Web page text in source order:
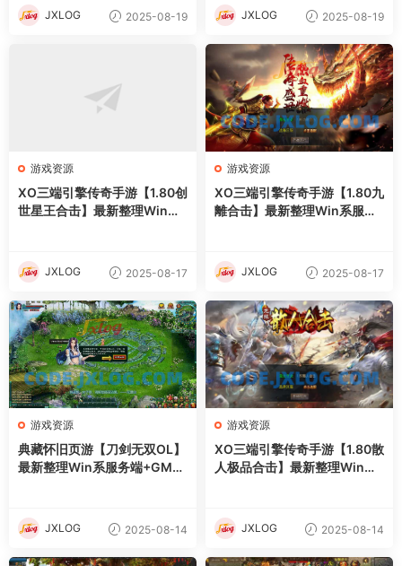
JXLOG 2025-08-19 JXLOG 2025-08-19
游戏资源
XO三端引擎传奇手游【1.80创
世星王合击】最新整理Win系
JXLOG 2025-08-17
游戏资源
XO三端引擎传奇手游【1.80九
離合击】最新整理Win系服务
JXLOG 2025-08-17
游戏资源
典藏怀旧页游【刀剑无双OL】
最新整理Win系服务端+GM工
JXLOG 2025-08-14
游戏资源
XO三端引擎传奇手游【1.80散
人极品合击】最新整理Win系
JXLOG 2025-08-14